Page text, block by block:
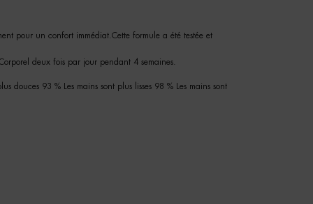
pour un confort immédiat.Cette formule a été testée et
deux fois par jour pendant 4 semaines.
douces 93 % Les mains sont plus lisses 98 % Les mains sont